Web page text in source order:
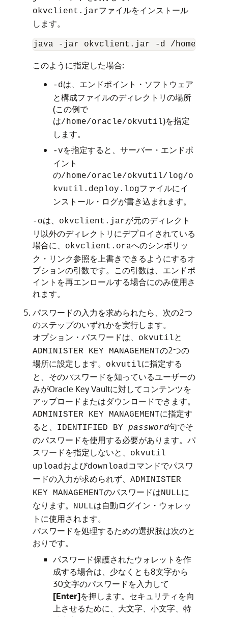
okvclient.jarファイルをインストール
します。
このように指定した場合:
-dは、エンドポイント・ソフトウェア
と構成ファイルのディレクトリの場所
(この例で
は/home/oracle/okvutil)を指定
します。
-vを指定すると、サーバー・エンドポ
イント
の/home/oracle/okvutil/log/o
kvutil.deploy.logファイルにイ
ンストール・ログが書き込まれます。
-oは、 okvclient.jarが元のディレクト
リ以外のディレクトリにデプロイされている
場合に、
okvclient.oraへのシンボリッ
ク・リンク参照を上書きできるようにするオ
プションの引数です。この引数は、エンドポ
イントを再エンロールする場合にのみ使用さ
れます。
パスワードの入力を求められたら、次の2つ
のステップのいずれかを実行します。
オプション・パスワードは、
okvutilと
ADMINISTER KEY MANAGEMENTの2つの
場所に設定します。
okvutilに指定する
と、そのパスワードを知っているユーザーの
みがOracle Key Vaultに対してコンテンツを
アップロードまたはダウンロードできます。
ADMINISTER KEY MANAGEMENTに指定す
ると、
IDENTIFIED BY password句でそ
のパスワードを使用する必要があります。パ
スワードを指定しないと、
okvutil
uploadおよびdownloadコマンドでパスワ
ードの入力が求められず、 ADMINISTER
KEY MANAGEMENTのパスワードはNULLに
なります。
NULLは自動ログイン・ウォレッ
トに使用されます。
パスワードを処理するための選択肢は次のと
おりです。
パスワード保護されたウォレットを作
成する場合は、少なくとも8文字から
30文字のパスワードを入力して
[Enter]を押します。セキュリティを向
上させるために、大文字、小文字、特